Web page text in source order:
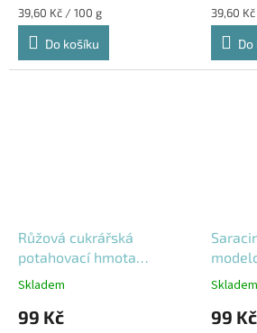
Měrná
cena:
39,60 Kč / 100 g
Do košíku
Měrná
cena:
39,60
Do
Růžová cukrářská
potahovací hmota
Saracino
Skladem
99 Kč
Skladem
99 Kč